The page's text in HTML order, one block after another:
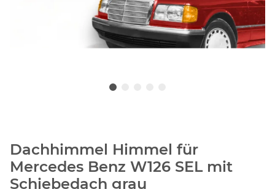
Dachhimmel Himmel für
Mercedes Benz W126 SEL mit
Schiebedach grau